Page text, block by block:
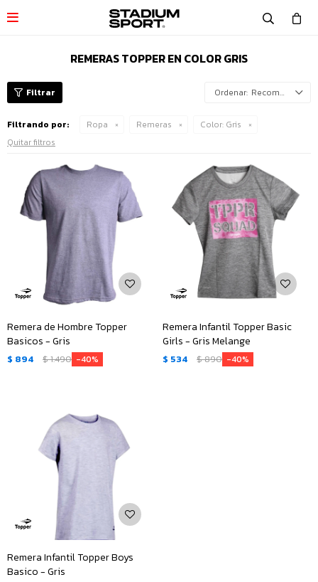

REMERAS TOPPER EN COLOR GRIS
Recomendados
Filtrando por: Ropa Remeras Color: Gris
Quitar filtros
Remera de Hombre Topper
Basicos - Gris
$ 894 $1.490 40
Remera Infantil Topper Basic
Girls - Gris Melange
$ 534 $890 40
Remera Infantil Topper Boys
Basico - Gris